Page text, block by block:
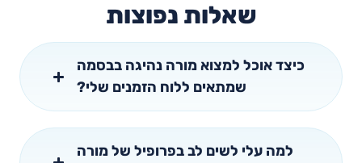
שאלות נפוצות
כיצד אוכל למצוא מורה נהיגה בבסמה
שמתאים ללוח הזמנים שלי?
למה עלי לשים לב בפרופיל של מורה